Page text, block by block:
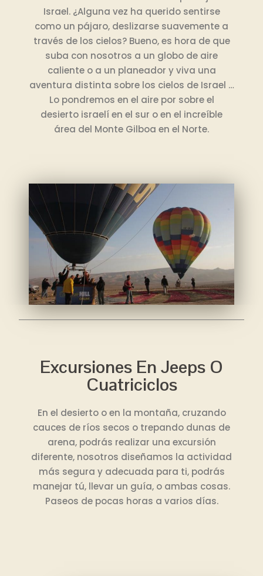
Israel. ¿Alguna vez ha querido sentirse
como un pájaro, deslizarse suavemente a
través de los cielos? Bueno, es hora de que
suba con nosotros a un globo de aire
caliente o a un planeador y viva una
aventura distinta sobre los cielos de Israel …
Lo pondremos en el aire por sobre el
desierto israelí en el sur o en el increíble
área del Monte Gilboa en el Norte.
Excursiones En Jeeps O
Cuatriciclos
En el desierto o en la montaña, cruzando
cauces de ríos secos o trepando dunas de
arena, podrás realizar una excursión
diferente, nosotros diseñamos la actividad
más segura y adecuada para ti, podrás
manejar tú, llevar un guía, o ambas cosas.
Paseos de pocas horas a varios días.